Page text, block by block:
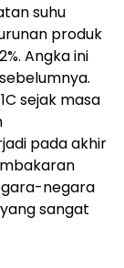
suhu
produk
Angka ini
sejak masa
pada akhir
negara
sangat